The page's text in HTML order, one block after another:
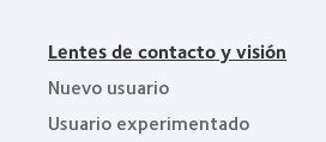
Lentes de contacto y visión
Nuevo usuario
Usuario experimentado